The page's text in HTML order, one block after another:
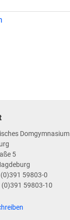
Domgymnasium
5
(0)391 59803-0
(0)391 59803-10